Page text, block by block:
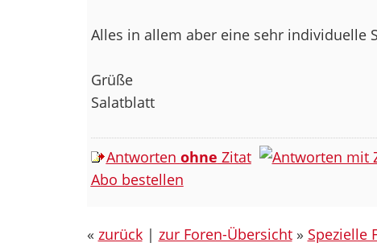
Alles in allem aber eine sehr individuelle
Grüße
Salatblatt
Antworten ohne Zitat
Abo bestellen
« zurück| zur Foren-Übersicht» Spezielle